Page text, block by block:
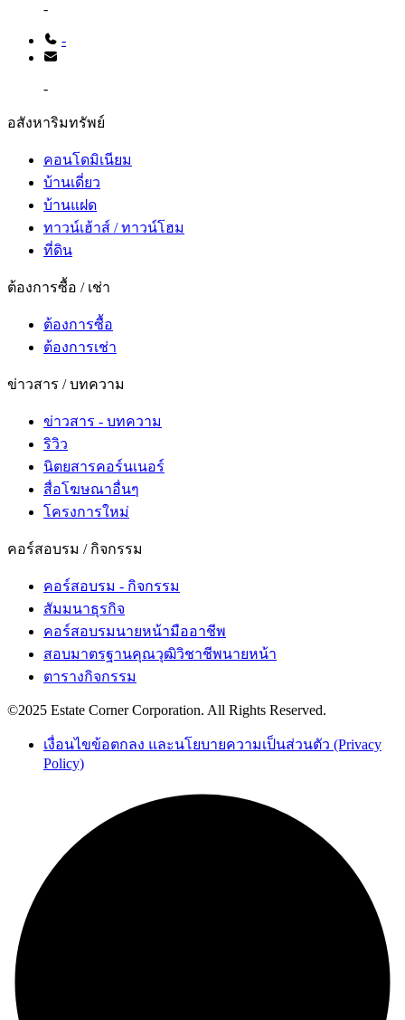
-
-
-
อสังหาริมทรัพย์
คอนโดมิเนียม
บ้านเดี่ยว
บ้านแฝด
ทาวน์เฮ้าส์ / ทาวน์โฮม
ที่ดิน
ต้องการซื้อ / เช่า
ต้องการซื้อ
ต้องการเช่า
ข่าวสาร / บทความ
ข่าวสาร - บทความ
ริวิว
นิตยสารคอร์นเนอร์
สื่อโฆษณาอื่นๆ
โครงการใหม่
คอร์สอบรม / กิจกรรม
คอร์สอบรม - กิจกรรม
สัมมนาธุรกิจ
คอร์สอบรมนายหน้ามืออาชีพ
สอบมาตรฐานคุณวุฒิวิชาชีพนายหน้า
ตารางกิจกรรม
©2025 Estate Corner Corporation. All Rights Reserved.
เงื่อนไขข้อตกลง และนโยบายความเป็นส่วนตัว (Privacy
Policy)